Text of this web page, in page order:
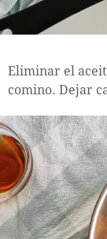
Eliminar el
comino. Dejar